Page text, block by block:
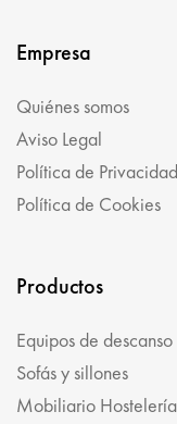
Empresa
Quiénes somos
Aviso Legal
Política de Privacidad
Política de Cookies
Productos
Equipos de descanso
Sofás y sillones
Mobiliario Hostelería